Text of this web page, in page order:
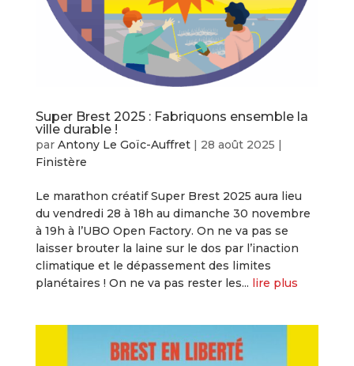
Super Brest 2025 : Fabriquons ensemble la
ville durable !
par Antony Le Goïc-Auffret| 28 août 2025 |
Finistère
Le marathon créatif Super Brest 2025 aura lieu
du vendredi 28 à 18h au dimanche 30 novembre
à 19h à l’UBO Open Factory. On ne va pas se
laisser brouter la laine sur le dos par l’inaction
climatique et le dépassement des limites
planétaires ! On ne va pas rester les... lire plus